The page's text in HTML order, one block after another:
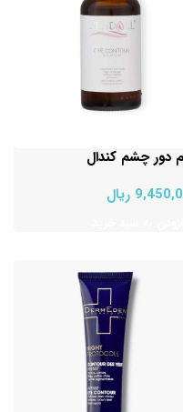
دور چشم کندال
ریال